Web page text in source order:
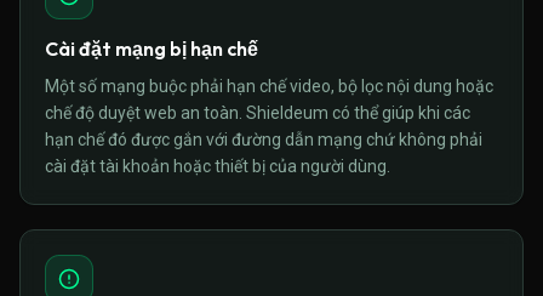
Cài đặt mạng bị hạn chế
Một số mạng buộc phải hạn chế video, bộ lọc nội dung hoặc
chế độ duyệt web an toàn. Shieldeum có thể giúp khi các
hạn chế đó được gắn với đường dẫn mạng chứ không phải
cài đặt tài khoản hoặc thiết bị của người dùng.